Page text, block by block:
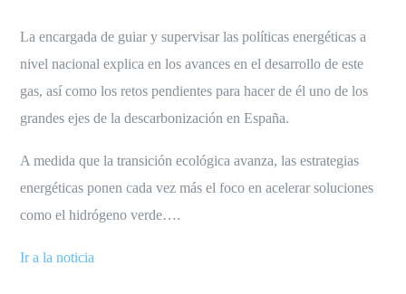
La encargada de guiar y supervisar las políticas energéticas a
nivel nacional explica en los avances en el desarrollo de este
gas, así como los retos pendientes para hacer de él uno de los
grandes ejes de la descarbonización en España.
A medida que la transición ecológica avanza, las estrategias
energéticas ponen cada vez más el foco en acelerar soluciones
como el hidrógeno verde….
Ir a la noticia